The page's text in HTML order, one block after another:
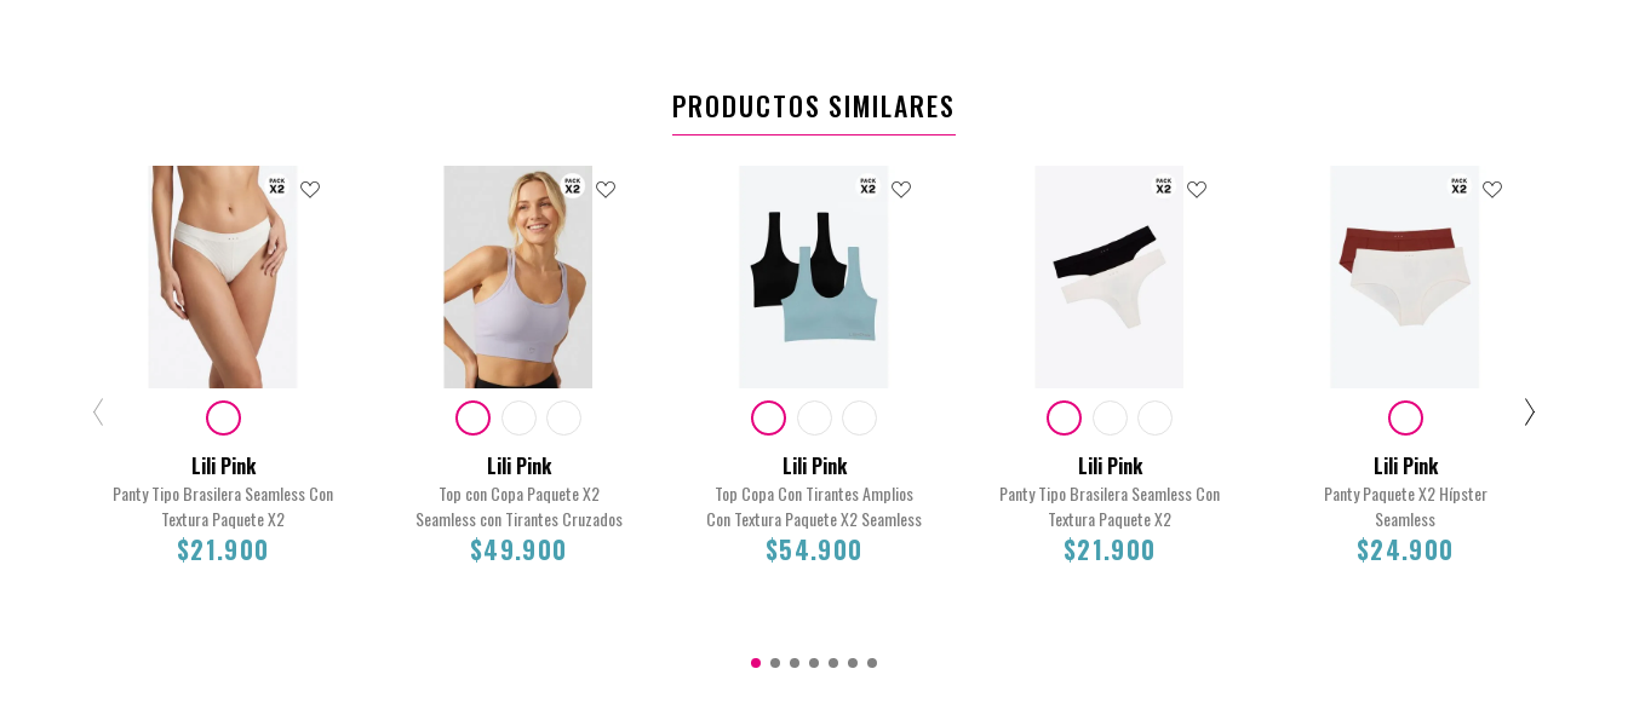
PRODUCTOS SIMILARES
Lili Pink
Panty Tipo Brasilera Seamless Con
Textura Paquete X2
$21.900
Lili Pink
Top con Copa Paquete X2
Seamless con Tirantes Cruzados
$49.900
Lili Pink
Top Copa Con Tirantes Amplios
Con Textura Paquete X2 Seamless
$54.900
Lili Pink
Panty Tipo Brasilera Seamless Con
Textura Paquete X2
$21.900
Lili Pink
Panty Paquete X2 Hípster
Seamless
$24.900